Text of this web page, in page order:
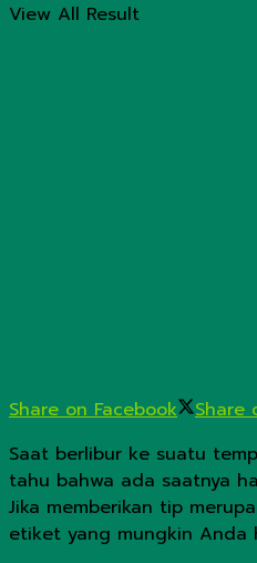
View All Result
Share on Facebook Share
Saat berlibur ke suatu
tahu bahwa ada saatnya
Jika memberikan tip
etiket yang mungkin Anda